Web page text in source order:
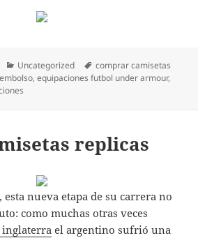
Categorías
Uncategorized Etiquetas
comprar camisetas
,equipaciones futbol under armour,
replicas
nueva etapa de su carrera no
como muchas otras veces
inglaterra el argentino sufrió una